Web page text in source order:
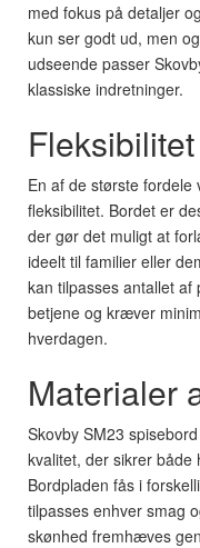
med fokus på detaljer
kun ser godt ud, men
udseende passer
klassiske indretninger.
En af de største fordele
fleksibilitet. Bordet er
der gør det muligt at
ideelt til familier eller
kan tilpasses antallet
betjene og kræver
hverdagen.
Materialer
Skovby SM23
kvalitet, der sikrer både
Bordpladen fås i
tilpasses enhver smag
skønhed fremhæves